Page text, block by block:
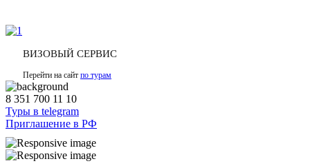
ВИЗОВЫЙ СЕРВИС
Перейти на сайт по турам
8 351 700 11 10
Туры в telegram
Приглашение в РФ